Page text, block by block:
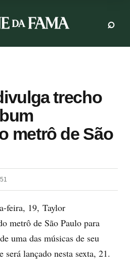
trecho
metrô de São
feira, 19, Taylor
metrô de São Paulo para
uma das músicas de seu
lançado nesta sexta, 21.